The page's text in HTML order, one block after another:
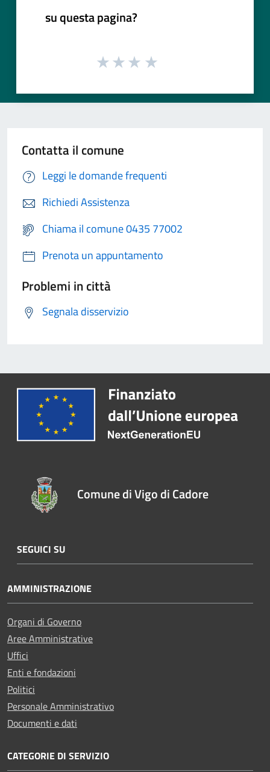
su questa pagina?
Contatta il comune
Leggi le domande frequenti
Richiedi Assistenza
Chiama il comune 0435 77002
Prenota un appuntamento
Problemi in città
Segnala disservizio
Comune di Vigo di Cadore
SEGUICI SU
AMMINISTRAZIONE
Organi di Governo
Aree Amministrative
Uffici
Enti e fondazioni
Politici
Personale Amministrativo
Documenti e dati
CATEGORIE DI SERVIZIO